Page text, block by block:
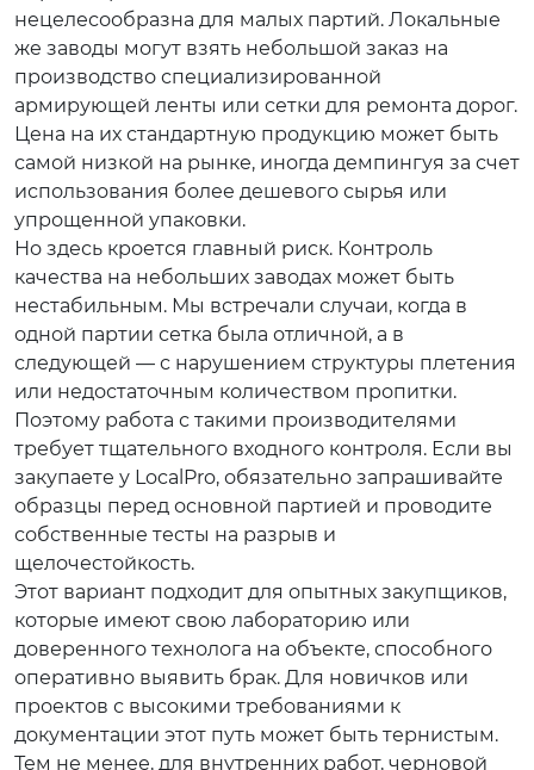
нецелесообразна для малых партий. Локальные
же заводы могут взять небольшой заказ на
производство специализированной
армирующей ленты или сетки для ремонта дорог.
Цена на их стандартную продукцию может быть
самой низкой на рынке, иногда демпингуя за счет
использования более дешевого сырья или
упрощенной упаковки.
Но здесь кроется главный риск. Контроль
качества на небольших заводах может быть
нестабильным. Мы встречали случаи, когда в
одной партии сетка была отличной, а в
следующей — с нарушением структуры плетения
или недостаточным количеством пропитки.
Поэтому работа с такими производителями
требует тщательного входного контроля. Если вы
закупаете у LocalPro, обязательно запрашивайте
образцы перед основной партией и проводите
собственные тесты на разрыв и
щелочестойкость.
Этот вариант подходит для опытных закупщиков,
которые имеют свою лабораторию или
доверенного технолога на объекте, способного
оперативно выявить брак. Для новичков или
проектов с высокими требованиями к
документации этот путь может быть тернистым.
Тем не менее, для внутренних работ, черновой